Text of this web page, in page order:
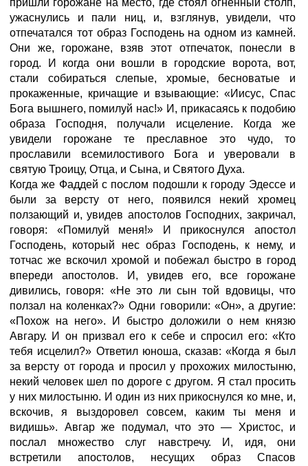
пришли горожане на место, где стоял огненный столп,
ужаснулись и пали ниц, и, взглянув, увидели, что
отпечатался тот образ Господень на одном из камней.
Они же, горожане, взяв этот отпечаток, понесли в
город. И когда они вошли в городские ворота, вот,
стали собираться слепые, хромые, бесноватые и
прокаженные, кричащие и взывающие: «Иисус, Спас
Бога вышнего, помилуй нас!» И, прикасаясь к подобию
образа Господня, получали исцеление. Когда же
увидели горожане те преславное это чудо, то
прославили всемилостивого Бога и уверовали в
святую Троицу, Отца, и Сына, и Святого Духа.
Когда же Фаддей с послом подошли к городу Эдессе и
были за версту от него, появился некий хромец
ползающий и, увидев апостолов Господних, закричал,
говоря: «Помилуй меня!» И прикоснулся апостол
Господень, который нес образ Господень, к нему, и
тотчас же вскочил хромой и побежал быстро в город
впереди апостолов. И, увидев его, все горожане
дивились, говоря: «Не это ли сын той вдовицы, что
ползал на коленках?» Одни говорили: «Он», а другие:
«Похож на него». И быстро доложили о нем князю
Авгару. И он призвал его к себе и спросил его: «Кто
тебя исцелил?» Ответил юноша, сказав: «Когда я был
за версту от города и просил у прохожих милостыню,
некий человек шел по дороге с другом. Я стал просить
у них милостыню. И один из них прикоснулся ко мне, и,
вскочив, я выздоровел совсем, каким ты меня и
видишь». Авгар же подумал, что это — Христос, и
послал множество слуг навстречу. И, идя, они
встретили апостолов, несущих образ Спасов